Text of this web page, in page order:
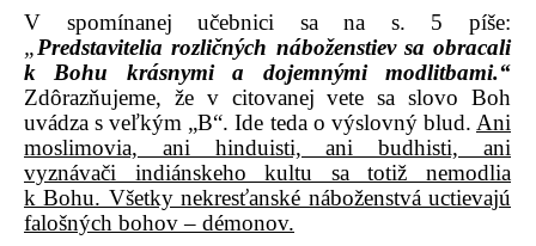
V spomínanej učebnici sa na s. 5 píše:
„Predstavitelia rozličných náboženstiev sa obracali
k Bohu krásnymi a dojemnými modlitbami.“
Zdôrazňujeme, že v citovanej vete sa slovo Boh
uvádza s veľkým „B“. Ide teda o výslovný blud. Ani
moslimovia, ani hinduisti, ani budhisti, ani
vyznávači indiánskeho kultu sa totiž nemodlia
k Bohu. Všetky nekresťanské náboženstvá uctievajú
falošných bohov – démonov.